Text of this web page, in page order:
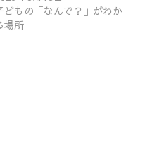
どもの「なんで？」がわか
場所